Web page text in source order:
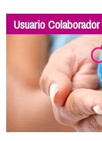
Usuario Colaborador